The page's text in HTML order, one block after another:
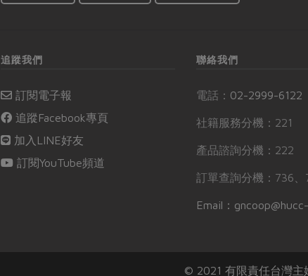
追蹤我們
訂閱電子報
追蹤Facebook專頁
加入LINE好友
訂閱YouTube頻道
聯絡我們
電話： 02-2999-6122
社籍服務分機：221
產品諮詢分機：222
訂單查詢分機：736、
Email：
© 2021 有限責任台灣